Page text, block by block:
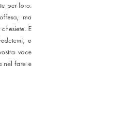
per loro.
ma
E
o
voce
nel fare e